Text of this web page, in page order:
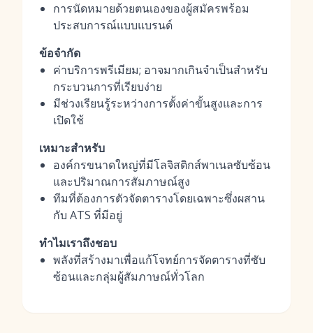
การนัดหมายด้วยตนเองของผู้สมัครพร้อม
ประสบการณ์แบบแบรนด์
ข้อจำกัด
ค่าบริการพรีเมียม; อาจมากเกินจำเป็นสำหรับ
กระบวนการที่เรียบง่าย
มีช่วงเรียนรู้ระหว่างการตั้งค่าขั้นสูงและการ
เปิดใช้
เหมาะสำหรับ
องค์กรขนาดใหญ่ที่มีโลจิสติกส์พาเนลซับซ้อน
และปริมาณการสัมภาษณ์สูง
ทีมที่ต้องการตัวจัดตารางโดยเฉพาะซึ่งผสาน
กับ ATS ที่มีอยู่
ทำไมเราถึงชอบ
พลังที่สร้างมาเพื่อแก้โจทย์การจัดตารางที่ซับ
ซ้อนและกลุ่มผู้สัมภาษณ์ทั่วโลก